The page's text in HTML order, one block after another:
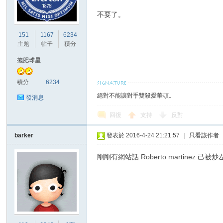
愛
151
主題
1167
帖子
6234
積分
拖肥球星
積分 6234
發消息
不要了。
絕對不能讓對手雙殺愛華頓。
回復 支持 反對
barker 發表於 2016-4-24 21:21:57 只看該作者
剛剛有網站話 Roberto martinez 己被炒